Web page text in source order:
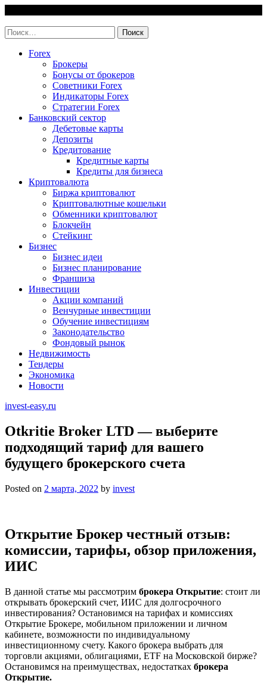
content
Найти:
Forex
Брокеры
Бонусы от брокеров
Советники Forex
Индикаторы Forex
Стратегии Forex
Банковский сектор
Дебетовые карты
Депозиты
Кредитование
Кредитные карты
Кредиты для бизнеса
Криптовалюта
Биржа криптовалют
Криптовалютные кошельки
Обменники криптовалют
Блокчейн
Стейкинг
Бизнес
Бизнес идеи
Бизнес планирование
Франшиза
Инвестиции
Акции компаний
Венчурные инвестиции
Обучение инвестициям
Законодательство
Фондовый рынок
Недвижимость
Тендеры
Экономика
Новости
invest-easy.ru
Otkritie Broker LTD — выберите
подходящий тариф для вашего
будущего брокерского счета
Posted on 2 марта, 2022 by invest
Открытие Брокер честный отзыв:
комиссии, тарифы, обзор приложения,
ИИС
В данной статье мы рассмотрим брокера Открытие: стоит ли
открывать брокерский счет, ИИС для долгосрочного
инвестирования? Остановимся на тарифах и комиссиях
Открытие Брокере, мобильном приложении и личном
кабинете, возможности по индивидуальному
инвестиционному счету. Какого брокера выбрать для
торговли акциями, облигациями, ETF на Московской бирже?
Остановимся на преимуществах, недостатках брокера
Открытие.